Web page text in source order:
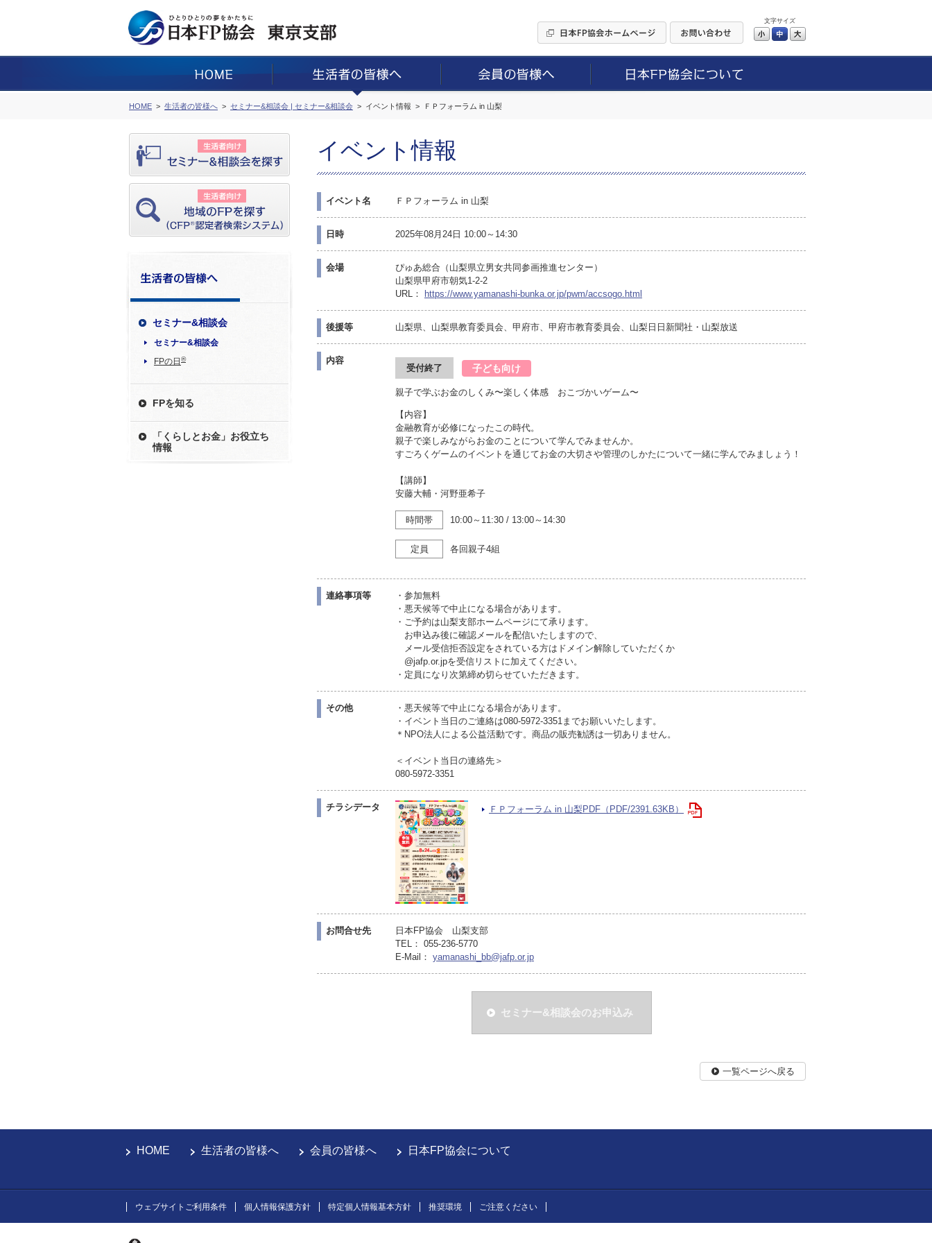
文字サイズ
小 中
HOME 生活者の皆様へ セミナー&相談会 | セミナー&相談会 イベント情報 ＦＰフォーラム in 山梨
セミナー&相談会
セミナー&相談会
FPの日 ®
FPを知る
「くらしとお金」お役立ち
情報
イベント情報
イベント名 ＦＰフォーラム in 山梨
日時 2025年08月24日 10:00～14:30
会場
ぴゅあ総合（山梨県立男女共同参画推進センター）
山梨県甲府市朝気1-2-2
URL：
https://www.yamanashi-bunka.or.jp/pwm/accsogo.html
後援等 山梨県、山梨県教育委員会、甲府市、甲府市教育委員会、山梨日日新聞社・山梨放送
内容
受付終了 子ども向け
親子で学ぶお金のしくみ〜楽しく体感 おこづかいゲーム〜
【内容】
金融教育が必修になったこの時代。
親子で楽しみながらお金のことについて学んでみませんか。
すごろくゲームのイベントを通じてお金の大切さや管理のしかたについて一緒に学んでみましょう！
【講師】
安藤大輔・河野亜希子
時間帯 10:00～11:30 / 13:00～14:30
定員 各回親子4組
連絡事項等
・参加無料
・悪天候等で中止になる場合があります。
・ご予約は山梨支部ホームページにて承ります。
お申込み後に確認メールを配信いたしますので、
メール受信拒否設定をされている方はドメイン解除していただくか
@jafp.or.jpを受信リストに加えてください。
・定員になり次第締め切らせていただきます。
その他
・悪天候等で中止になる場合があります。
・イベント当日のご連絡は080-5972-3351までお願いいたします。
＊NPO法人による公益活動です。商品の販売勧誘は一切ありません。
＜イベント当日の連絡先＞
080-5972-3351
チラシデータ ＦＰフォーラム in 山梨PDF（PDF/2391.63KB）
お問合せ先
日本FP協会 山梨支部
TEL： 055-236-5770
E-Mail： yamanashi_bb@jafp.or.jp
セミナー&相談会のお申込み
一覧ページへ戻る
HOME 生活者の皆様へ 会員の皆様へ 日本FP協会について
ウェブサイトご利用条件 個人情報保護方針 特定個人情報基本方針 推奨環境 ご注意ください